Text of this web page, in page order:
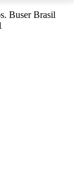
Buser Brasil